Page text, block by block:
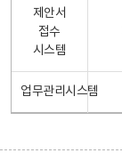
제안서
접수
시스템
업무관리시스템